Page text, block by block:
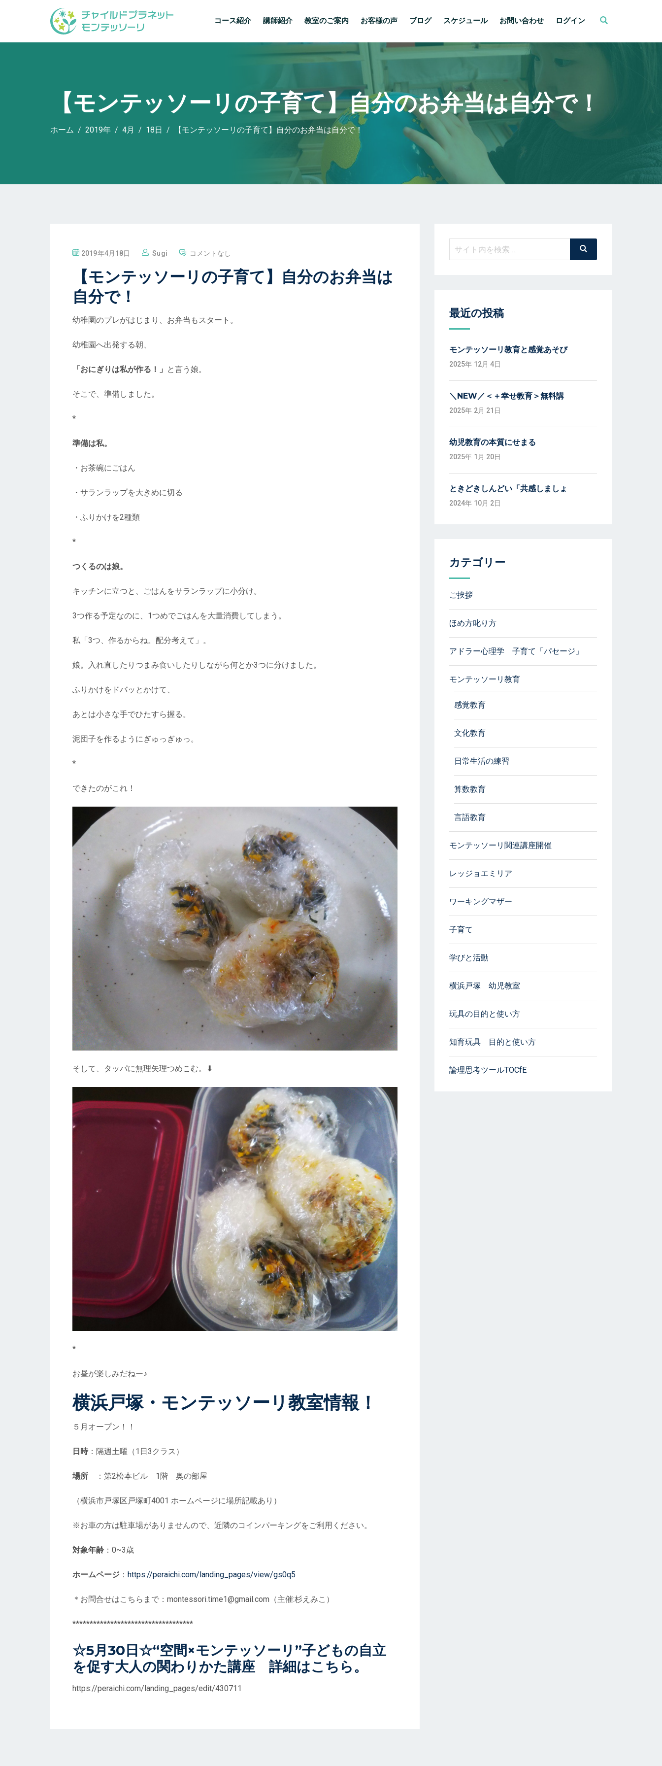
コース紹介 講師紹介 教室のご案内 お客様の声 ブログ スケジュール お問い合わせ ログイン
【モンテッソーリの子育て】自分のお弁当は自分で！
ホーム 2019年 4月 18日 【モンテッソーリの子育て】自分のお弁当は自分で！
投
2019年4月18日 Sugi コメントなし
【モンテッソーリの子育て】自分のお弁当は
自分で！
幼稚園のプレがはじまり、お弁当もスタート。
幼稚園へ出発する朝、
「おにぎりは私が作る！」 と言う娘。
そこで、準備しました。
*
準備は私。
・お茶碗にごはん
・サランラップを大きめに切る
・ふりかけを2種類
*
つくるのは娘。
キッチンに立つと、ごはんをサランラップに小分け。
3つ作る予定なのに、1つめでごはんを大量消費してしまう。
私「3つ、作るからね。配分考えて」。
娘。入れ直したりつまみ食いしたりしながら何とか3つに分けました。
ふりかけをドバッとかけて、
あとは小さな手でひたすら握る。
泥団子を作るようにぎゅっぎゅっ。
*
できたのがこれ！
そして、タッパに無理矢理つめこむ。⬇
*
お昼が楽しみだねー♪
横浜戸塚・モンテッソーリ教室情報！
５月オープン！！
日時：隔週土曜（1日3クラス）
場所 ：第2松本ビル 1階 奥の部屋
（横浜市戸塚区戸塚町4001 ホームページに場所記載あり）
※お車の方は駐車場がありませんので、近隣のコインパーキングをご利用ください。
対象年齢 ：0~3歳
ホームページ ： https://peraichi.com/landing_pages/view/gs0q5
＊お問合せはこちらまで：montessori.time1@gmail.com（主催:杉えみこ）
***********************************
☆5月30日☆“空間×モンテッソーリ”子どもの自立
を促す大人の関わりかた講座 詳細はこちら。
https://peraichi.com/landing_pages/edit/430711
検
最近の投稿
モンテッソーリ教育と感覚あそび
2025年 12月 4日
＼NEW／＜＋幸せ教育＞無料講
2025年 2月 21日
幼児教育の本質にせまる
2025年 1月 20日
ときどきしんどい「共感しましょ
2024年 10月 2日
カテゴリー
ご挨拶
ほめ方叱り方
アドラー心理学 子育て「パセージ」
モンテッソーリ教育
感覚教育
文化教育
日常生活の練習
算数教育
言語教育
モンテッソーリ関連講座開催
レッジョエミリア
ワーキングマザー
子育て
学びと活動
横浜戸塚 幼児教室
玩具の目的と使い方
知育玩具 目的と使い方
論理思考ツールTOCfE